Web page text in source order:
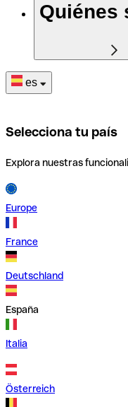
Quiénes
es
Selecciona tu país
Explora nuestras
Europe
France
Deutschland
España
Italia
Österreich